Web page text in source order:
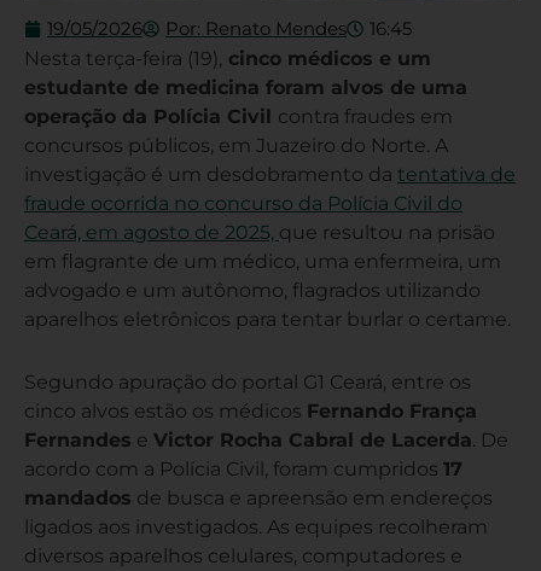
19/05/2026 Por: Renato Mendes 16:45
Nesta terça-feira (19), cinco médicos e um
estudante de medicina foram alvos de uma
operação da Polícia Civil contra fraudes em
concursos públicos, em Juazeiro do Norte. A
investigação é um desdobramento da tentativa de
fraude ocorrida no concurso da Polícia Civil do
Ceará, em agosto de 2025, que resultou na prisão
em flagrante de um médico, uma enfermeira, um
advogado e um autônomo, flagrados utilizando
aparelhos eletrônicos para tentar burlar o certame.
Segundo apuração do portal G1 Ceará, entre os
cinco alvos estão os médicos Fernando França
Fernandes e Victor Rocha Cabral de Lacerda. De
acordo com a Polícia Civil, foram cumpridos 17
mandados de busca e apreensão em endereços
ligados aos investigados. As equipes recolheram
diversos aparelhos celulares, computadores e